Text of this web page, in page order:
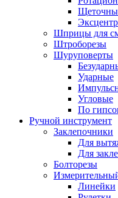
Шприцы для
Штроборезы
Шуруповерты
Ударные
Угловые
По
Ручной инструмент
Заклепочники
Для
Для
Болторезы
Линейки